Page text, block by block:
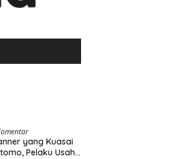
yang Kuasai
Pelaku Usaha